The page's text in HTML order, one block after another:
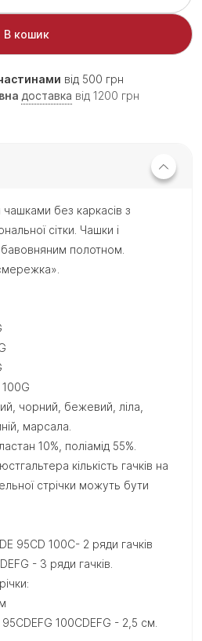
В кошик
від 500 грн
доставка від 1200 грн
без каркасів з
сітки. Чашки і
полотном.
чорний, бежевий, ліла,
марсала.
10%, поліамід 55%.
кількість гачків на
стрічки можуть бути
95CD 100C- 2 ряди гачків
- 3 ряди гачків.
100CDEFG - 2,5 см.